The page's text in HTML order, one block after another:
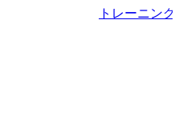
トレーニング